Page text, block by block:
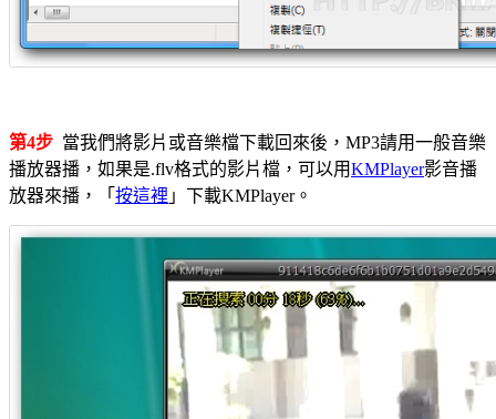
第4步 當我們將影片或音樂檔下載回來後，MP3請用一般音樂
播放器播，如果是.flv格式的影片檔，可以用KMPlayer影音播
放器來播，「 按這裡 」下載KMPlayer。